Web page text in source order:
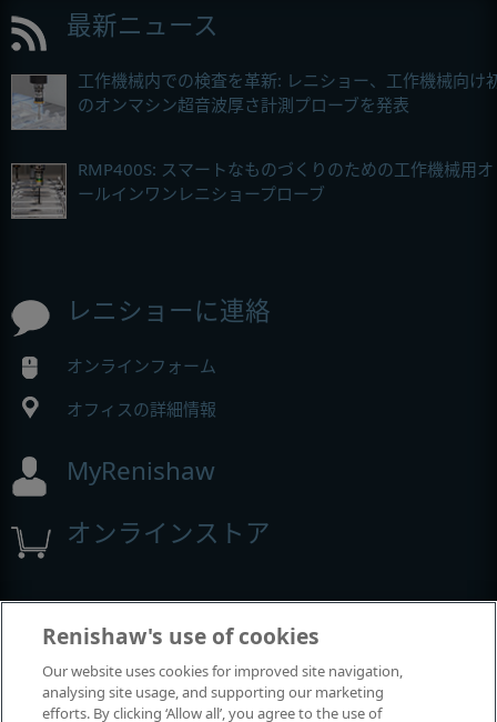
最新ニュース
工作機械内での検査を革新: レニショー、工作機械向け
のオンマシン超音波厚さ計測プローブを発表
RMP400S: スマートなものづくりのための工作機械用オ
ールインワンレニショープローブ
レニショーに連絡
オンラインフォーム
オフィスの詳細情報
MyRenishaw
オンラインストア
イベントとウェビナー
レニショーの出展イベント
Renishaw's use of cookies
Our website uses cookies for improved site navigation,
analysing site usage, and supporting our marketing
efforts. By clicking ‘Allow all’, you agree to the use of